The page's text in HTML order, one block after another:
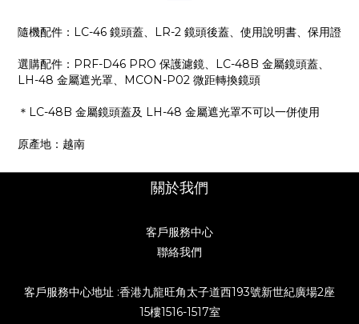
隨機配件：LC-46 鏡頭蓋、LR-2 鏡頭後蓋、使用說明書、保用證
選購配件：PRF-D46 PRO 保護濾鏡、LC-48B 金屬鏡頭蓋、
LH-48 金屬遮光罩、MCON-P02 微距轉換鏡頭
＊LC-48B 金屬鏡頭蓋及 LH-48 金屬遮光罩不可以一併使用
原產地：越南
關於我們
客戶服務中心
聯絡我們
客戶服務中心地址 :香港九龍旺角太子道西193號新世紀廣場2座
15樓1516-1517室